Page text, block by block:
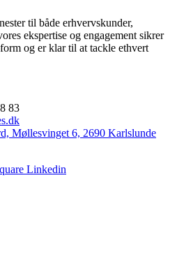
til både erhvervskunder,
ekspertise og engagement sikrer
og er klar til at tackle ethvert
83
Møllesvinget 6, 2690 Karlslunde
Linkedin